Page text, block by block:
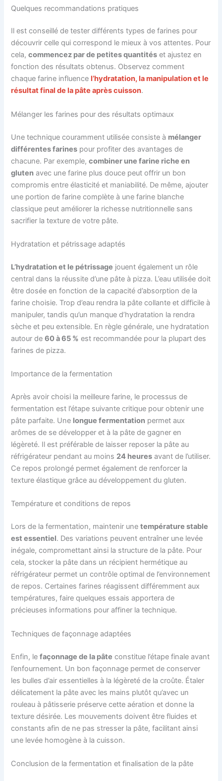
Quelques recommandations pratiques
Il est conseillé de tester différents types de farines pour
découvrir celle qui correspond le mieux à vos attentes. Pour
cela,commencez par de petites quantités et ajustez en
fonction des résultats obtenus. Observez comment
chaque farine influence l’hydratation, la manipulation et le
résultat final de la pâte après cuisson.
Mélanger les farines pour des résultats optimaux
Une technique couramment utilisée consiste à mélanger
différentes farines pour profiter des avantages de
chacune. Par exemple,combiner une farine riche en
gluten avec une farine plus douce peut offrir un bon
compromis entre élasticité et maniabilité. De même, ajouter
une portion de farine complète à une farine blanche
classique peut améliorer la richesse nutritionnelle sans
sacrifier la texture de votre pâte.
Hydratation et pétrissage adaptés
L’hydratation et le pétrissage jouent également un rôle
central dans la réussite d’une pâte à pizza. L’eau utilisée doit
être dosée en fonction de la capacité d’absorption de la
farine choisie. Trop d’eau rendra la pâte collante et difficile à
manipuler, tandis qu’un manque d’hydratation la rendra
sèche et peu extensible. En règle générale, une hydratation
autour de60 à 65 % est recommandée pour la plupart des
farines de pizza.
Importance de la fermentation
Après avoir choisi la meilleure farine, le processus de
fermentation est l’étape suivante critique pour obtenir une
pâte parfaite. Une longue fermentation permet aux
arômes de se développer et à la pâte de gagner en
légèreté. Il est préférable de laisser reposer la pâte au
réfrigérateur pendant au moins 24 heures avant de l’utiliser.
Ce repos prolongé permet également de renforcer la
texture élastique grâce au développement du gluten.
Température et conditions de repos
Lors de la fermentation, maintenir unetempérature stable
est essentiel. Des variations peuvent entraîner une levée
inégale, compromettant ainsi la structure de la pâte. Pour
cela, stocker la pâte dans un récipient hermétique au
réfrigérateur permet un contrôle optimal de l’environnement
de repos. Certaines farines réagissent différemment aux
températures, faire quelques essais apportera de
précieuses informations pour affiner la technique.
Techniques de façonnage adaptées
Enfin, lefaçonnage de la pâte constitue l’étape finale avant
l’enfournement. Un bon façonnage permet de conserver
les bulles d’air essentielles à la légèreté de la croûte. Étaler
délicatement la pâte avec les mains plutôt qu’avec un
rouleau à pâtisserie préserve cette aération et donne la
texture désirée. Les mouvements doivent être fluides et
constants afin de ne pas stresser la pâte, facilitant ainsi
une levée homogène à la cuisson.
Conclusion de la fermentation et finalisation de la pâte